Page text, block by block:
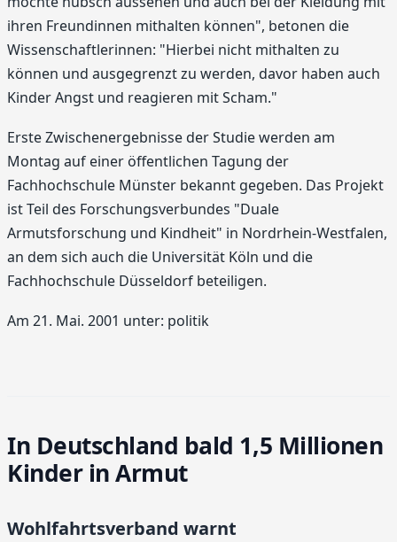
ihren Freundinnen mithalten können", betonen die
Wissenschaftlerinnen: "Hierbei nicht mithalten zu
können und ausgegrenzt zu werden, davor haben auch
Kinder Angst und reagieren mit Scham."
Erste Zwischenergebnisse der Studie werden am
Montag auf einer öffentlichen Tagung der
Fachhochschule Münster bekannt gegeben. Das Projekt
ist Teil des Forschungsverbundes "Duale
Armutsforschung und Kindheit" in Nordrhein-Westfalen,
an dem sich auch die Universität Köln und die
Fachhochschule Düsseldorf beteiligen.
Am 21. Mai. 2001 unter: politik
In Deutschland bald 1,5 Millionen
Kinder in Armut
Wohlfahrtsverband warnt